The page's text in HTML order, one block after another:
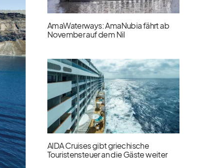
AmaWaterways: AmaNubia fährt ab
November auf dem Nil
AIDA Cruises gibt griechische
Touristensteuer an die Gäste weiter